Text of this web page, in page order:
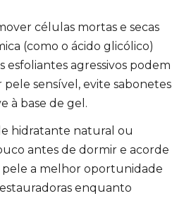
células mortas e secas
(como o ácido glicólico)
esfoliantes agressivos podem
sensível, evite sabonetes
à base de gel.
hidratante natural ou
antes de dormir e acorde
pele a melhor oportunidade
enquanto